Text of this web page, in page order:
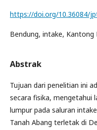
https://doi.org/10.36084/
Bendung, intake, Kantong
Abstrak
Tujuan dari penelitian ini
secara fisika, mengetahui
lumpur pada saluran
Tanah Abang terletak di